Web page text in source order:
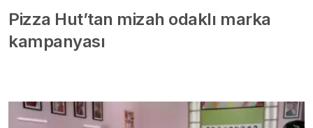
Pizza Hut’tan mizah odaklı marka
kampanyası